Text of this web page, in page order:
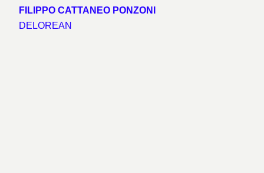
FILIPPO CATTANEO PONZONI
DELOREAN